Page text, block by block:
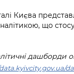
Києва
що